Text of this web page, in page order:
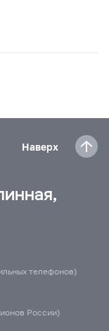
Наверх
телефонов)
России)